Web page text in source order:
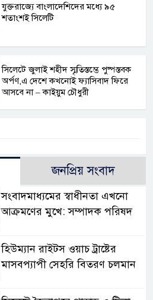
যুক্তরাজ্যে বাংলাদেশিদের মধ্যে ৯৫
শতাংশই সিলেটি
সিলেটে জুলাই শহীদ স্মৃতিস্তম্ভে পুষ্পস্তবক
অর্পণ,এ দেশে কখনোই ফ্যাসিবাদ ফিরে
আসবে না – কাইয়ুম চৌধুরী
জনপ্রিয় সংবাদ
সংবাদমাধ্যমের স্বাধীনতা এখনো
আক্রমণের মুখে: সম্পাদক পরিষদ
হিউম্যান রাইটস ওয়াচ ট্রাষ্টের
মাসবপ্যাপী সেহরি বিতরণ চলমান